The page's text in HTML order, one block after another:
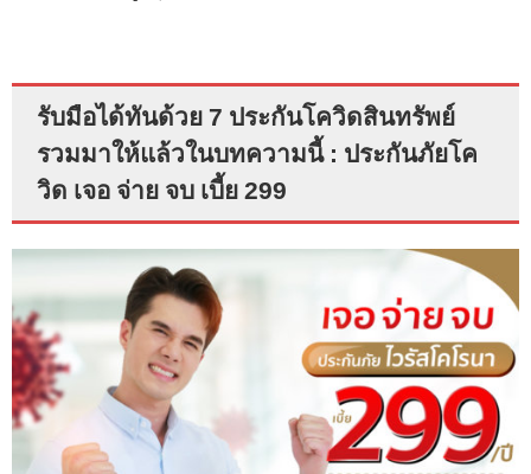
รับมือได้ทันด้วย 7 ประกันโควิดสินทรัพย์
รวมมาให้แล้วในบทความนี้ : ประกันภัยโค
วิด เจอ จ่าย จบ เบี้ย 299